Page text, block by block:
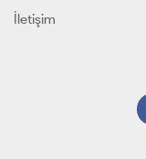
İletişim